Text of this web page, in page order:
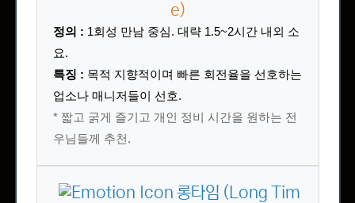
e)
정의 : 1회성 만남 중심. 대략 1.5~2시간 내외 소
요.
특징 : 목적 지향적이며 빠른 회전율을 선호하는
업소나 매니저들이 선호.
* 짧고 굵게 즐기고 개인 정비 시간을 원하는 전
우님들께 추천.
롱타임 (Long Tim